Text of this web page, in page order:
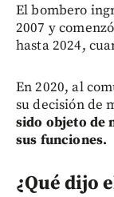
El bombero
2007 y
hasta 2024,
En 2020, al
su decisión de
sido objeto de
sus funciones.
¿Qué dijo